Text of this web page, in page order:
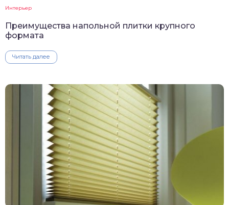
Интерьер
Преимущества напольной плитки крупного
формата
Читать далее